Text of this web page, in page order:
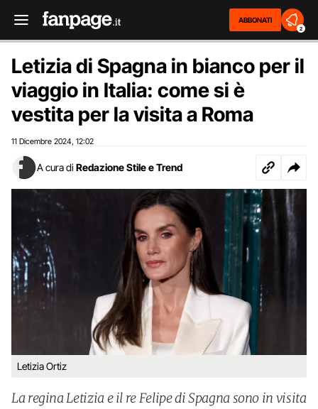
ABBONATI
2
Letizia di Spagna in bianco per il
viaggio in Italia: come si è
vestita per la visita a Roma
11 Dicembre 2024 12:02
A cura di Redazione Stile e Trend
Letizia Ortiz
La regina Letizia e il re Felipe di Spagna sono in visita